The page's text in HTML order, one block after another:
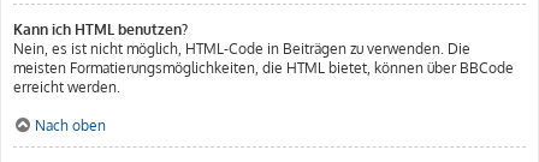
Kann ich HTML benutzen?
Nein, es ist nicht möglich, HTML-Code in Beiträgen zu verwenden. Die
meisten Formatierungsmöglichkeiten, die HTML bietet, können über BBCode
erreicht werden.
Nach oben